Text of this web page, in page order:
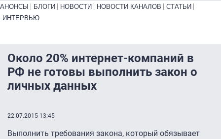
Primary links bottom
АНОНСЫ БЛОГИ НОВОСТИ НОВОСТИ КАНАЛОВ
СТАТЬИ
ИНТЕРВЬЮ
Около 20% интернет-компаний в
РФ не готовы выполнить закон о
личных данных
22.07.2015 13:45
Выполнить требования закона, который обязывает